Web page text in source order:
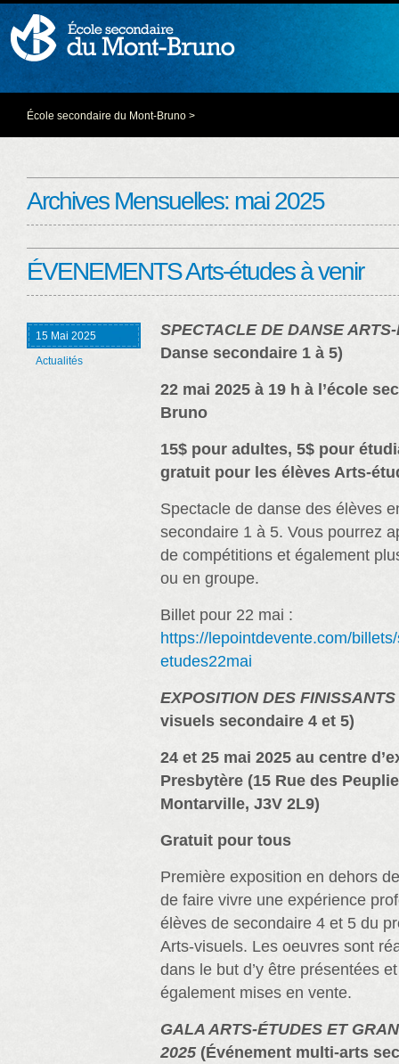
École secondaire du Mont-Bruno >
Archives Mensuelles: mai 2025
ÉVENEMENTS Arts-études à venir
15 Mai 2025
Actualités
SPECTACLE DE DANSE
Danse secondaire 1 à 5)
22 mai 2025 à 19 h à l’école
Bruno
15$ pour adultes, 5$ pour
gratuit pour les élèves Arts-
Spectacle de danse des élèves
secondaire 1 à 5. Vous pourrez
de compétitions et également
ou en groupe.
Billet pour 22 mai :
https://lepointdevente.com/
etudes22mai
EXPOSITION DES FINISSANTS
visuels secondaire 4 et 5)
24 et 25 mai 2025 au centre
Presbytère (15 Rue des
Montarville, J3V 2L9)
Gratuit pour tous
Première exposition en dehors
de faire vivre une expérience
élèves de secondaire 4 et 5 du
Arts-visuels. Les oeuvres sont
dans le but d’y être présentées
également mises en vente.
GALA ARTS-ÉTUDES ET
2025 (Événement multi-arts